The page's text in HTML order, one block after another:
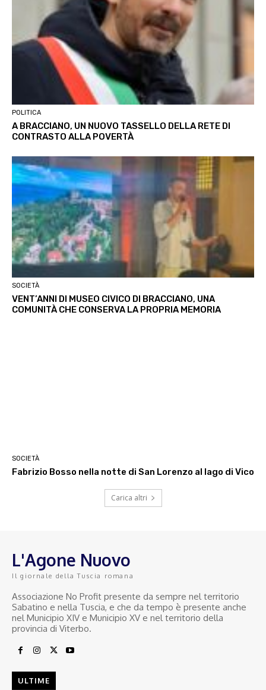
POLITICA
A BRACCIANO, UN NUOVO TASSELLO DELLA RETE DI
CONTRASTO ALLA POVERTÀ
SOCIETÀ
VENT’ANNI DI MUSEO CIVICO DI BRACCIANO, UNA
COMUNITÀ CHE CONSERVA LA PROPRIA MEMORIA
SOCIETÀ
Fabrizio Bosso nella notte di San Lorenzo al lago di Vico
Carica altri
L'Agone Nuovo
Il giornale della Tuscia romana
Associazione No Profit presente da sempre nel territorio
Sabatino e nella Tuscia, e che da tempo è presente anche
nel Municipio XIV e Municipio XV e nel territorio della
provincia di Viterbo.
ULTIME